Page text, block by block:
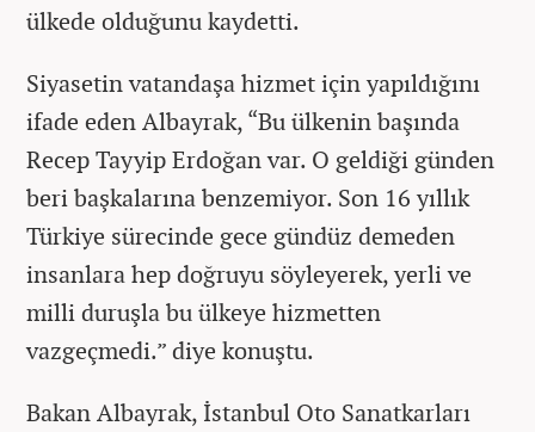
ülkede olduğunu kaydetti.
Siyasetin vatandaşa hizmet için yapıldığını
ifade eden Albayrak, “Bu ülkenin başında
Recep Tayyip Erdoğan var. O geldiği günden
beri başkalarına benzemiyor. Son 16 yıllık
Türkiye sürecinde gece gündüz demeden
insanlara hep doğruyu söyleyerek, yerli ve
milli duruşla bu ülkeye hizmetten
vazgeçmedi.” diye konuştu.
Bakan Albayrak, İstanbul Oto Sanatkarları